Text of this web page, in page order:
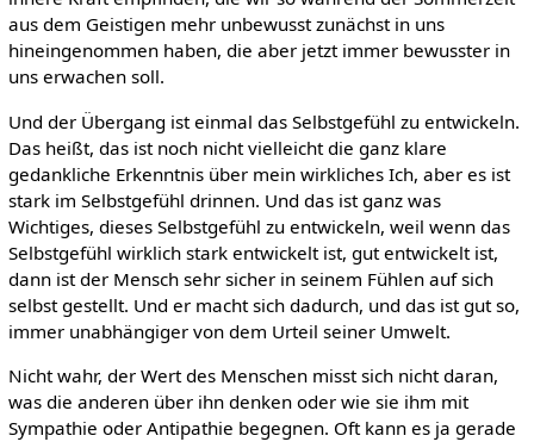
aus dem Geistigen mehr unbewusst zunächst in uns
hineingenommen haben, die aber jetzt immer bewusster in
uns erwachen soll.
Und der Übergang ist einmal das Selbstgefühl zu entwickeln.
Das heißt, das ist noch nicht vielleicht die ganz klare
gedankliche Erkenntnis über mein wirkliches Ich, aber es ist
stark im Selbstgefühl drinnen. Und das ist ganz was
Wichtiges, dieses Selbstgefühl zu entwickeln, weil wenn das
Selbstgefühl wirklich stark entwickelt ist, gut entwickelt ist,
dann ist der Mensch sehr sicher in seinem Fühlen auf sich
selbst gestellt. Und er macht sich dadurch, und das ist gut so,
immer unabhängiger von dem Urteil seiner Umwelt.
Nicht wahr, der Wert des Menschen misst sich nicht daran,
was die anderen über ihn denken oder wie sie ihm mit
Sympathie oder Antipathie begegnen. Oft kann es ja gerade